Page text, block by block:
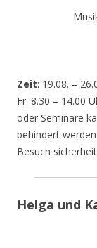
Zeit: 19.08. –
Fr. 8.30 – 14.00
oder Seminare
behindert
Besuch
Helga und